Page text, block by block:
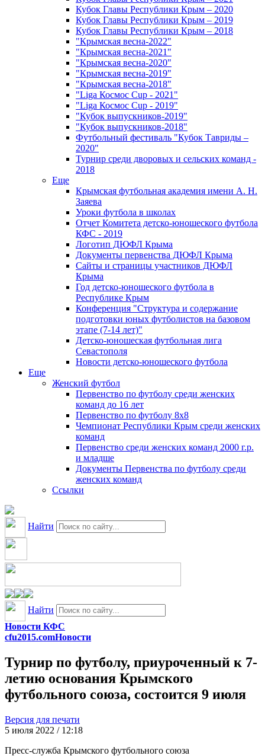
Кубок Главы Республики Крым – 2020
Кубок Главы Республики Крым – 2019
Кубок Главы Республики Крым – 2018
"Крымская весна-2022"
"Крымская весна-2021"
"Крымская весна-2020"
"Крымская весна-2019"
"Крымская весна-2018"
"Liga Космос Cup - 2021"
"Liga Космос Cup - 2019"
"Кубок выпускников-2019"
"Кубок выпускников-2018"
Футбольный фестиваль "Кубок Тавриды –
2020"
Турнир среди дворовых и сельских команд -
2018
Еще
Крымская футбольная академия имени А. Н.
Заяева
Уроки футбола в школах
Отчет Комитета детско-юношеского футбола
КФС - 2019
Логотип ДЮФЛ Крыма
Документы первенства ДЮФЛ Крыма
Сайты и страницы участников ДЮФЛ
Крыма
Год детско-юношеского футбола в
Республике Крым
Конференция "Структура и содержание
подготовки юных футболистов на базовом
этапе (7-14 лет)"
Детско-юношеская футбольная лига
Севастополя
Новости детско-юношеского футбола
Еще
Женский футбол
Первенство по футболу среди женских
команд до 16 лет
Первенство по футболу 8х8
Чемпионат Республики Крым среди женских
команд
Первенство среди женских команд 2000 г.р.
и младше
Документы Первенства по футболу среди
женских команд
Ссылки
Найти
Найти
Новости КФС
cfu2015.comНовости
Турнир по футболу, приуроченный к 7-
летию основания Крымского
футбольного союза, состоится 9 июля
Версия для печати
5 июля 2022 / 12:18
Пресс-служба Крымского футбольного союза